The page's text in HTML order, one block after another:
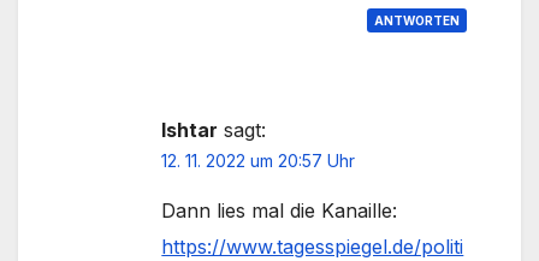
ANTWORTEN
Ishtar sagt:
12. 11. 2022 um 20:57 Uhr
Dann lies mal die Kanaille:
https://www.tagesspiegel.de/politi